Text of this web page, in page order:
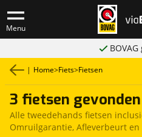
Menu
| Home>Fiets>Fietsen
3 fietsen gevonden
Alle tweedehands fietsen
Omruilgarantie, Afleverbeurt en